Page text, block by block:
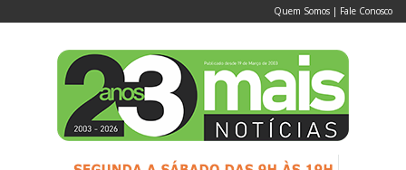
Quem Somos | Fale Conosco